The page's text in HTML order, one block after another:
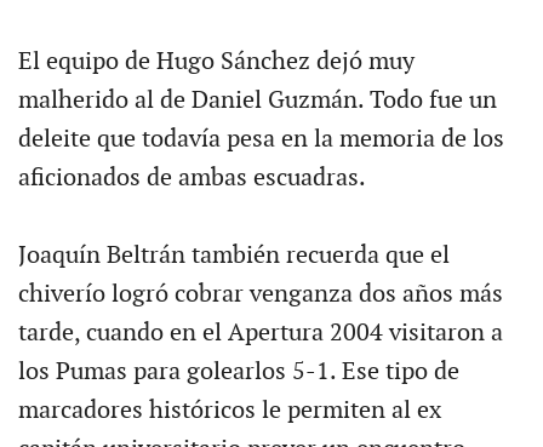
El equipo de Hugo Sánchez dejó muy
malherido al de Daniel Guzmán. Todo fue un
deleite que todavía pesa en la memoria de los
aficionados de ambas escuadras.
Joaquín Beltrán también recuerda que el
chiverío logró cobrar venganza dos años más
tarde, cuando en el Apertura 2004 visitaron a
los Pumas para golearlos 5-1. Ese tipo de
marcadores históricos le permiten al ex